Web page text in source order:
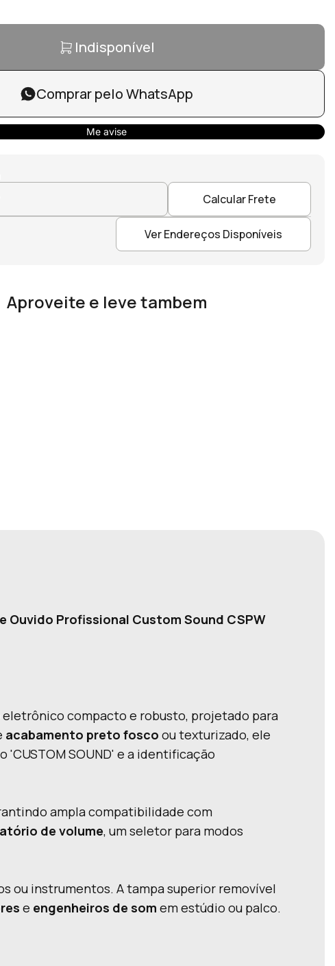
Indisponível
Comprar pelo WhatsApp
Me avise
Calcular Frete
Ver Endereços Disponíveis
Aproveite e leve tambem
Ouvido Profissional Custom Sound CSPW
compacto e robusto, projetado para
acabamento preto fosco ou texturizado, ele
SOUND' e a identificação
ampla compatibilidade com
de volume, um seletor para modos
ou instrumentos. A tampa superior removível
e engenheiros de som em estúdio ou palco.